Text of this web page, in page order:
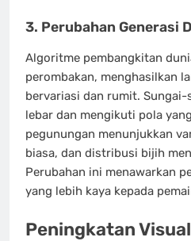
3. Perubahan Generasi
Algoritme pembangkitan
perombakan, menghasilkan
bervariasi dan rumit.
lebar dan mengikuti pola
pegunungan menunjukkan
biasa, dan distribusi bijih
Perubahan ini menawarkan
yang lebih kaya kepada
Peningkatan